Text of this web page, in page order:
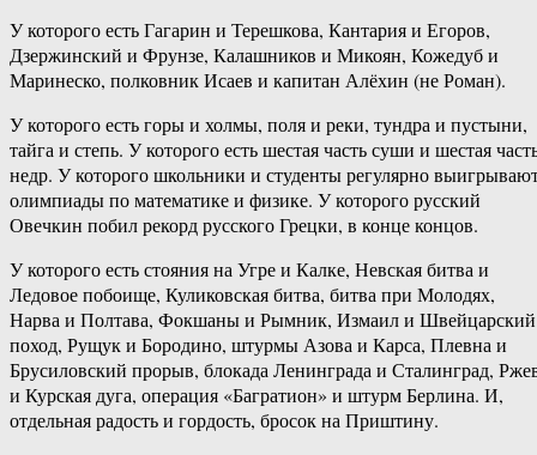
У которого есть Гагарин и Терешкова, Кантария и Егоров,
Дзержинский и Фрунзе, Калашников и Микоян, Кожедуб и
Маринеско, полковник Исаев и капитан Алёхин (не Роман).
У которого есть горы и холмы, поля и реки, тундра и пустыни,
тайга и степь. У которого есть шестая часть суши и шестая
недр. У которого школьники и студенты регулярно
олимпиады по математике и физике. У которого русский
Овечкин побил рекорд русского Грецки, в конце концов.
У которого есть стояния на Угре и Калке, Невская битва и
Ледовое побоище, Куликовская битва, битва при Молодях,
Нарва и Полтава, Фокшаны и Рымник, Измаил и Швейцарский
поход, Рущук и Бородино, штурмы Азова и Карса, Плевна и
Брусиловский прорыв, блокада Ленинграда и Сталинград,
и Курская дуга, операция «Багратион» и штурм Берлина. И,
отдельная радость и гордость, бросок на Приштину.